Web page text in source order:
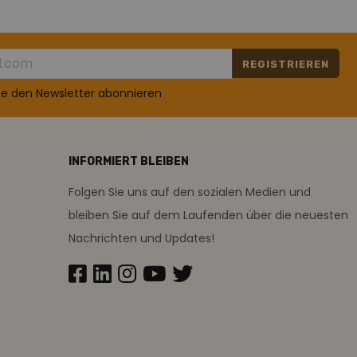
REGISTRIEREN
den Newsletter abonnieren
INFORMIERT BLEIBEN
Folgen Sie uns auf den sozialen Medien und
bleiben Sie auf dem Laufenden über die neuesten
Nachrichten und Updates!